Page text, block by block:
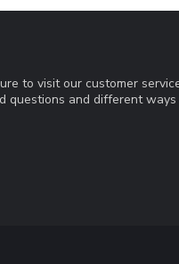
to visit our customer
questions and different ways